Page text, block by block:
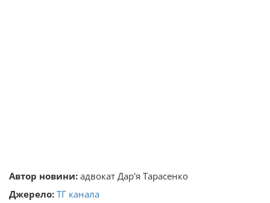
Автор новини: адвокат Дар'я Тарасенко
Джерело: ТГ канала